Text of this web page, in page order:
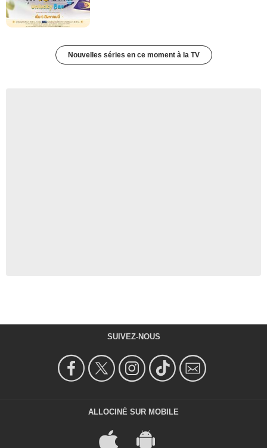
Nouvelles séries en ce moment à la TV
SUIVEZ-NOUS
ALLOCINÉ SUR MOBILE